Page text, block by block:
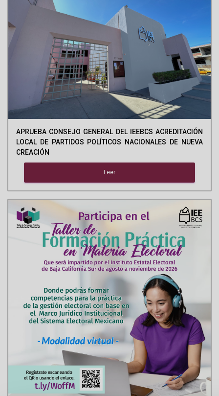
APRUEBA CONSEJO GENERAL DEL IEEBCS ACREDITACIÓN
LOCAL DE PARTIDOS POLÍTICOS NACIONALES DE NUEVA
CREACIÓN
Leer